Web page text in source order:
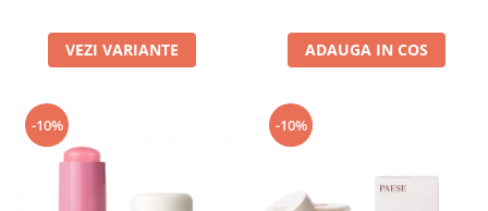
VEZI VARIANTE ADAUGA IN COS
-10% -10%